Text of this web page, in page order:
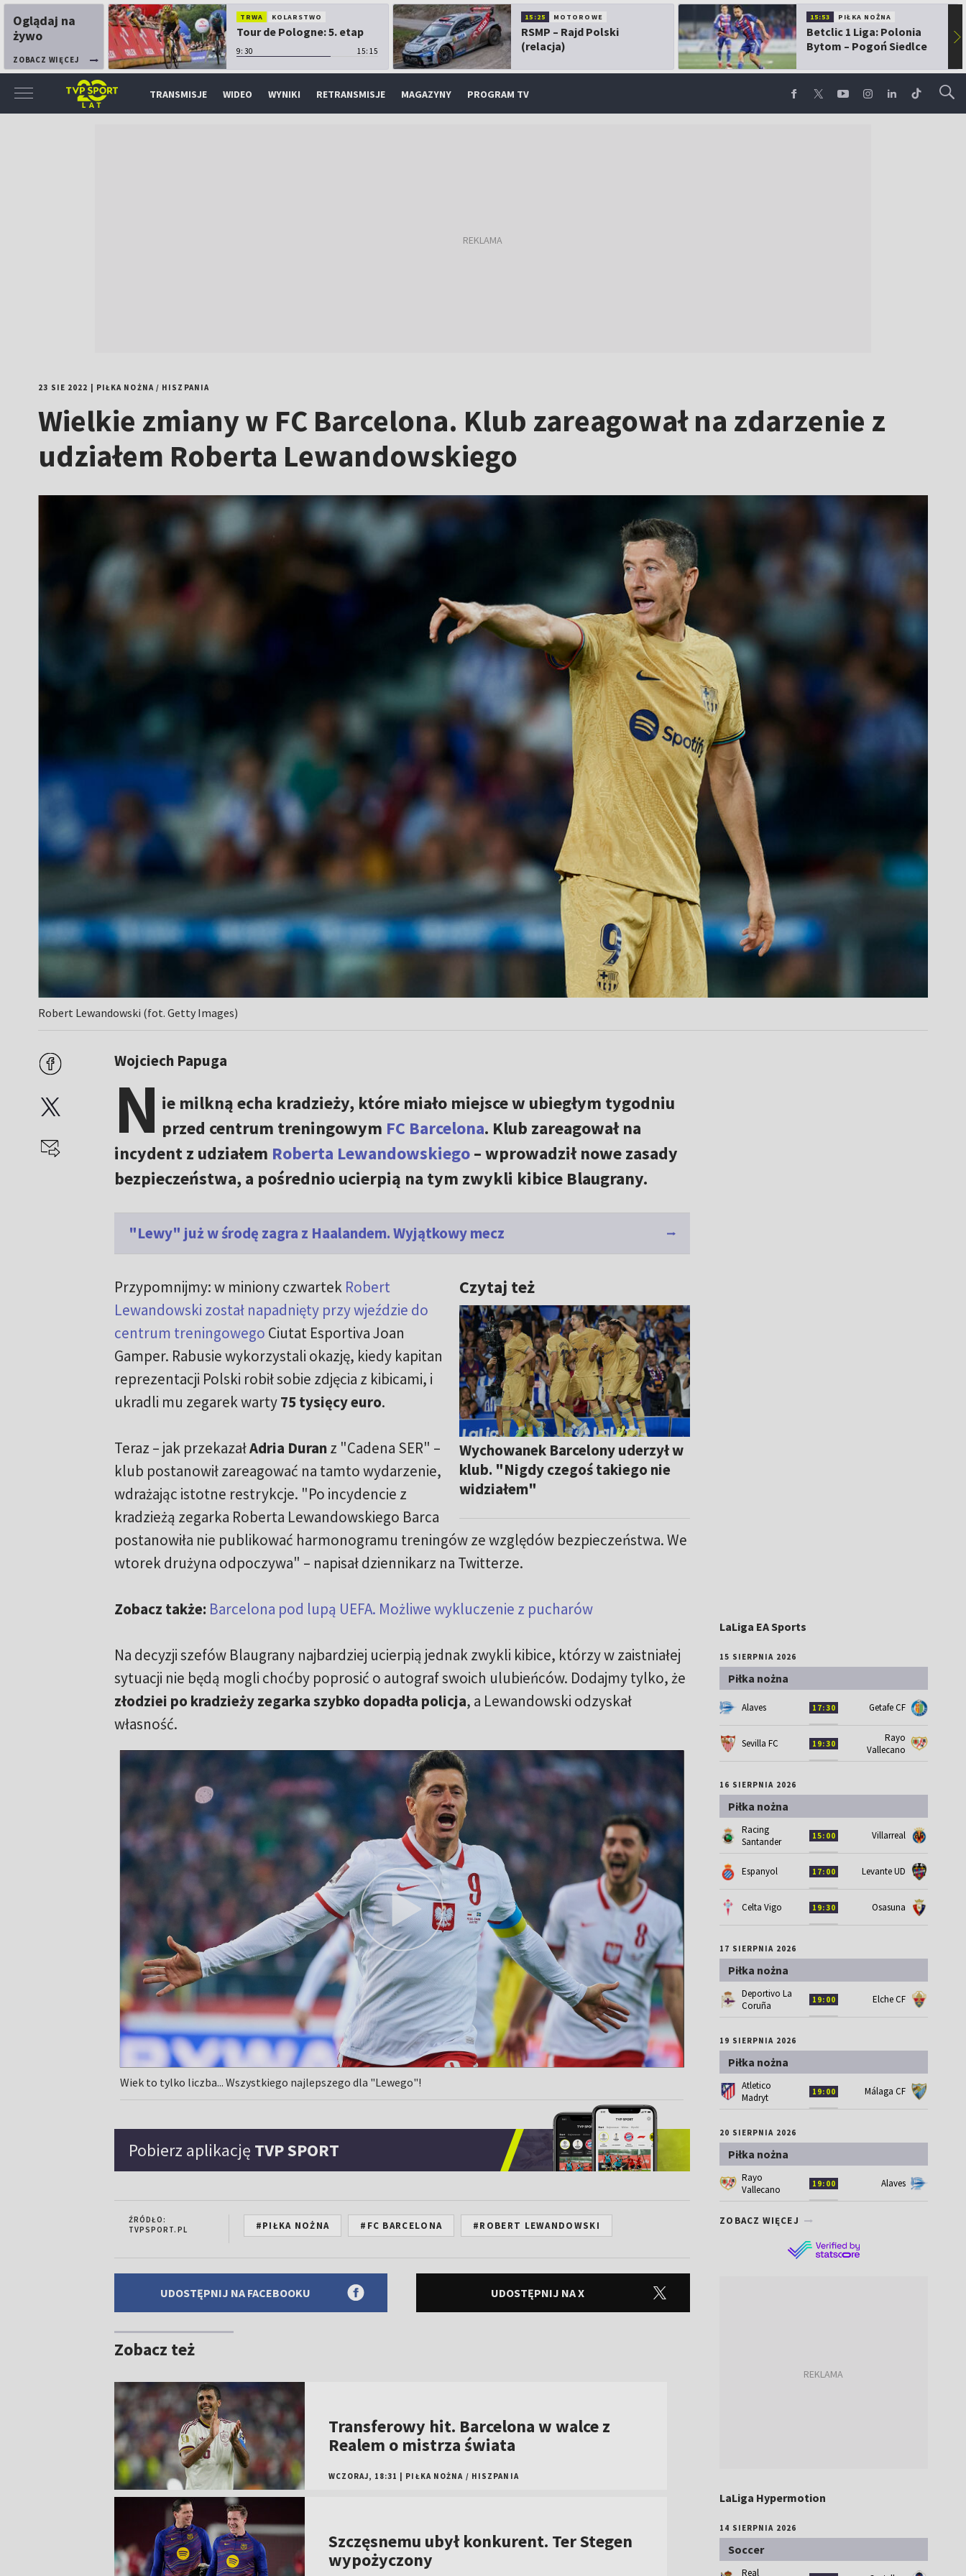
Oglądaj na
żywo
ZOBACZ WIĘCEJ
TRWA KOLARSTWO
Tour de Pologne: 5. etap
9:30 15:15
15:25 MOTOROWE
RSMP – Rajd Polski
(relacja)
15:53 PIŁKA NOŻNA
Betclic 1 Liga: Polonia
Bytom – Pogoń Siedlce
▶
TRANSMISJE WIDEO WYNIKI RETRANSMISJE MAGAZYNY PROGRAM TV
23 SIE 2022 PIŁKA NOŻNA/ HISZPANIA
Wielkie zmiany w FC Barcelona. Klub zareagował na zdarzenie z
udziałem Roberta Lewandowskiego
Robert Lewandowski (fot. Getty Images)
Wojciech Papuga
N ie milkną echa kradzieży, które miało miejsce w ubiegłym tygodniu
przed centrum treningowym FC Barcelona. Klub zareagował na
incydent z udziałem Roberta Lewandowskiego– wprowadził nowe zasady
bezpieczeństwa, a pośrednio ucierpią na tym zwykli kibice Blaugrany.
"Lewy" już w środę zagra z Haalandem. Wyjątkowy mecz
Czytaj też
Wychowanek Barcelony uderzył w
klub. "Nigdy czegoś takiego nie
widziałem"
Przypomnijmy: w miniony czwartek Robert
Lewandowski został napadnięty przy wjeździe do
centrum treningowego Ciutat Esportiva Joan
Gamper. Rabusie wykorzystali okazję, kiedy kapitan
reprezentacji Polski robił sobie zdjęcia z kibicami, i
ukradli mu zegarek warty75 tysięcy euro.
Teraz – jak przekazałAdria Duranz "Cadena SER" –
klub postanowił zareagować na tamto wydarzenie,
wdrażając istotne restrykcje. "Po incydencie z
kradzieżą zegarka Roberta Lewandowskiego Barca
postanowiła nie publikować harmonogramu treningów ze względów bezpieczeństwa. We
wtorek drużyna odpoczywa" – napisał dziennikarz na Twitterze.
Zobacz także: Barcelona pod lupą UEFA. Możliwe wykluczenie z pucharów
Na decyzji szefów Blaugrany najbardziej ucierpią jednak zwykli kibice, którzy w zaistniałej
sytuacji nie będą mogli choćby poprosić o autograf swoich ulubieńców. Dodajmy tylko, że
złodziei po kradzieży zegarka szybko dopadła policja, a Lewandowski odzyskał
własność.
Wiek to tylko liczba... Wszystkiego najlepszego dla "Lewego"!
Pobierz aplikację TVP SPORT
ŹRÓDŁO:
TVPSPORT.PL
#PIŁKA NOŻNA #FC BARCELONA #ROBERT LEWANDOWSKI
UDOSTĘPNIJ NA FACEBOOKU UDOSTĘPNIJ NA X
Zobacz też
Transferowy hit. Barcelona w walce z
Realem o mistrza świata
WCZORAJ, 18:31 PIŁKA NOŻNA / HISZPANIA
Szczęsnemu ubył konkurent. Ter Stegen
wypożyczony
LaLiga EA Sports
15 SIERPNIA 2026
Piłka nożna
Alaves 17:30 Getafe CF
Sevilla FC 19:30
Rayo
Vallecano
16 SIERPNIA 2026
Piłka nożna
Racing
Santander
15:00 Villarreal
Espanyol 17:00 Levante UD
Celta Vigo 19:30 Osasuna
17 SIERPNIA 2026
Piłka nożna
Deportivo La
Coruña
19:00 Elche CF
19 SIERPNIA 2026
Piłka nożna
Atletico
Madryt
19:00 Málaga CF
20 SIERPNIA 2026
Piłka nożna
Rayo
Vallecano
19:00 Alaves
ZOBACZ WIĘCEJ
LaLiga Hypermotion
14 SIERPNIA 2026
Soccer
Real